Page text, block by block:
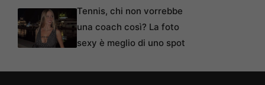
Tennis, chi non vorrebbe
una coach così? La foto
sexy è meglio di uno spot